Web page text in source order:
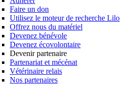
Faire un don
Utilisez le moteur de recherche Lilo
Offrez nous du matériel
Devenez bénévole
Devenez écovolontaire
Devenir partenaire
Partenariat et mécénat
Vétérinaire relais
Nos partenaires